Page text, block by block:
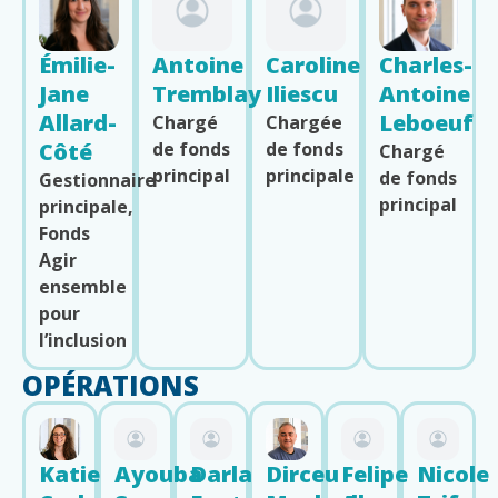
Émilie-
Jane
Allard-
Côté
Gestionnaire
principale,
Fonds
Agir
ensemble
pour
l’inclusion
Antoine
Tremblay
Chargé
de fonds
principal
Caroline
Iliescu
Chargée
de fonds
principale
Charles-
Antoine
Leboeuf
Chargé
de fonds
principal
OPÉRATIONS
Katie AyoubaDarla DirceuFelipe Nicole